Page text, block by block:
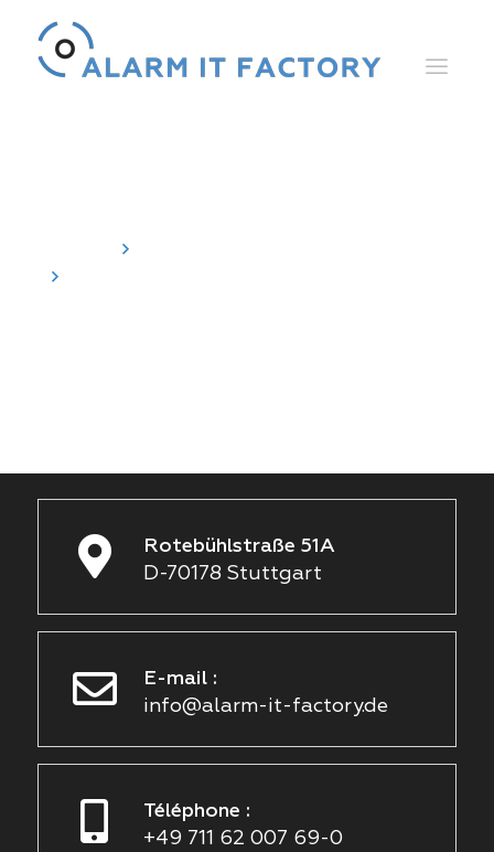
Rotebühlstraße 51A
D-70178 Stuttgart
E-mail :
info@alarm-it-factory.de
Téléphone :
+49 711 62 007 69-0